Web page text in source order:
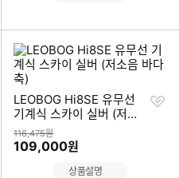
LEOBOG Hi8SE 유무선
기계식 스카이 실버 (저소
음 바다축)
상품금액
116,475원
할인금액
109,000원
찜
상품설명